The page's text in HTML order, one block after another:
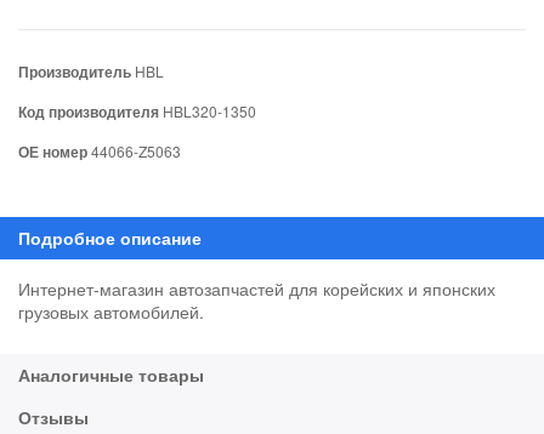
Производитель HBL
Код производителя HBL320-1350
ОЕ номер44066-Z5063
Интернет-магазин автозапчастей для корейских и японских
грузовых автомобилей.